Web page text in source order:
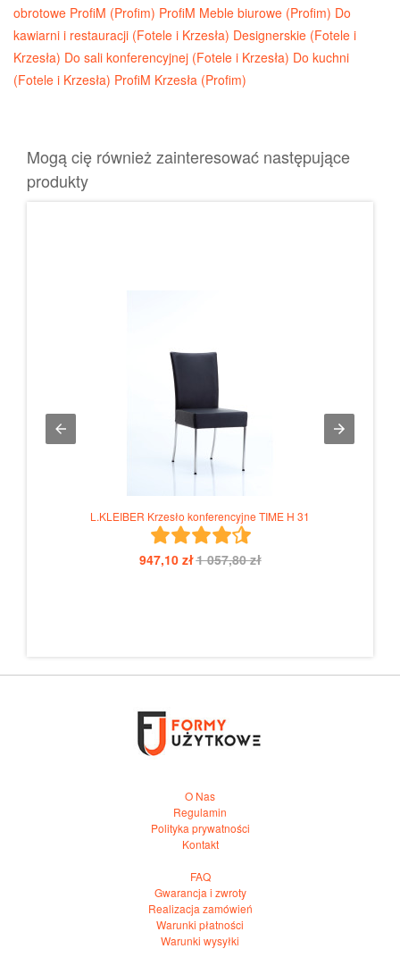
obrotowe ProfiM (Profim) ProfiM Meble biurowe (Profim) Do
kawiarni i restauracji (Fotele i Krzesła) Designerskie (Fotele i
Krzesła) Do sali konferencyjnej (Fotele i Krzesła) Do kuchni
(Fotele i Krzesła) ProfiM Krzesła (Profim)
Mogą cię również zainteresować następujące
produkty
L.KLEIBER Krzesło konferencyjne TIME H 31
947,10 zł1 057,80 zł
O Nas
Regulamin
Polityka prywatności
Kontakt
FAQ
Gwarancja i zwroty
Realizacja zamówień
Warunki płatności
Warunki wysyłki